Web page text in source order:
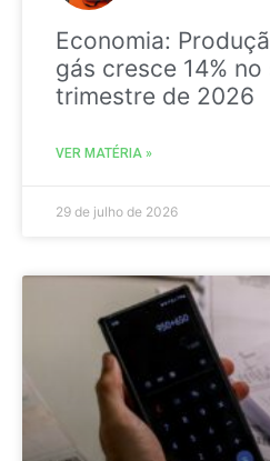
Economia:
gás cresce 14%
trimestre de 2026
VER MATÉRIA »
29 de julho de 2026